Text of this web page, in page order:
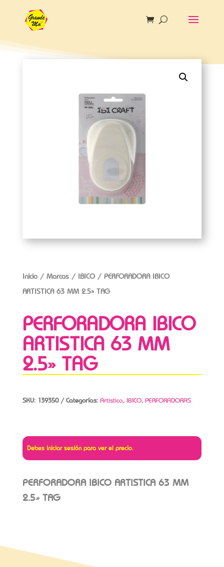
Inicio/ Marcas/ IBICO/ PERFORADORA IBICO
ARTISTICA 63 MM 2.5» TAG
PERFORADORA IBICO
ARTISTICA 63 MM
2.5» TAG
SKU: 139350 Categorías: Artistica, IBICO, PERFORADORAS
Debes iniciar sesión para ver el precio.
PERFORADORA IBICO ARTISTICA 63 MM
2.5» TAG